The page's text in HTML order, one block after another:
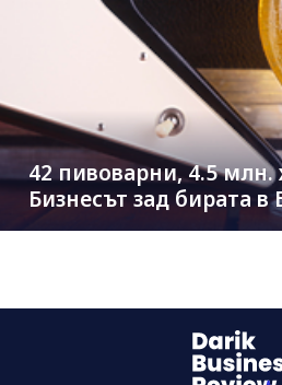
42 пивоварни, 4.5 млн.
Бизнесът зад бирата в